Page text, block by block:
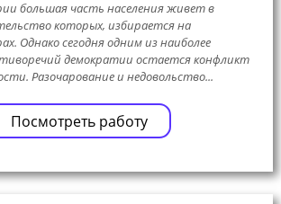
большая часть населения живет в
которых, избирается на
Однако сегодня одним из наиболее
демократии остается конфликт
Разочарование и недовольство...
Посмотреть работу